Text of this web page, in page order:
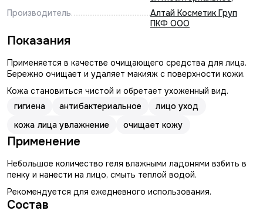
Производитель
Алтай Косметик Груп
ПКФ ООО
Показания
Применяется в качестве очищающего средства для лица.
Бережно очищает и удаляет макияж с поверхности кожи.
Кожа становиться чистой и обретает ухоженный вид.
гигиена
антибактериальное
лицо уход
кожа лица увлажнение
очищает кожу
Применение
Небольшое количество геля влажными ладонями взбить в
пенку и нанести на лицо, смыть теплой водой.
Рекомендуется для ежедневного использования.
Состав